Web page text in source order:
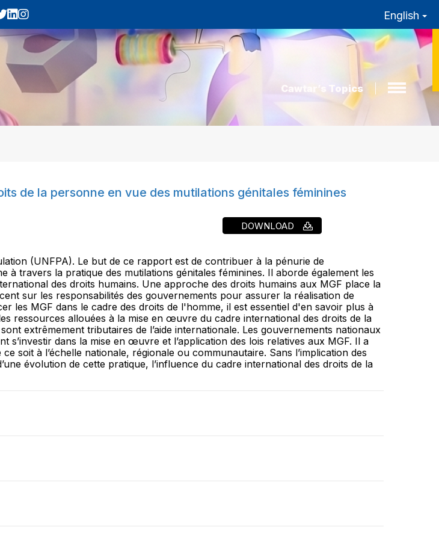
English
Cawtar’s Topics
de la personne en vue des mutilations génitales féminines
DOWNLOAD
(UNFPA). Le but de ce rapport est de contribuer à la pénurie de
travers la pratique des mutilations génitales féminines. Il aborde également les
des droits humains. Une approche des droits humains aux MGF place la
sur les responsabilités des gouvernements pour assurer la réalisation de
les MGF dans le cadre des droits de l'homme, il est essentiel d'en savoir plus à
ressources allouées à la mise en œuvre du cadre international des droits de la
extrêmement tributaires de l’aide internationale. Les gouvernements nationaux
dans la mise en œuvre et l’application des lois relatives aux MGF. Il a
soit à l’échelle nationale, régionale ou communautaire. Sans l’implication des
évolution de cette pratique, l’influence du cadre international des droits de la